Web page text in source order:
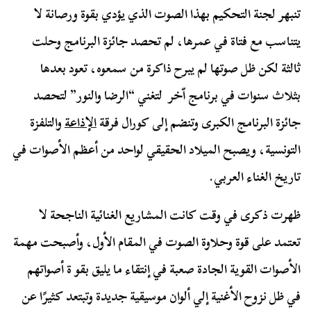
تنبهر لجنة التحكيم بهذا الصوت الذي يؤدي بقوة ورصانة لا
يتناسب مع فتاة في عمرها، لم تحصد جائزة البرنامج وحلت
ثالثة لكن ظل صوتها لم يبرح ذاكرة من سمعوه، تعود بعدها
بثلاث سنوات في برنامج اّخر لتغني “الرضا والنور” لتحصد
جائزة البرنامج الكبرى وتنضم إلى كورال فرقةالإذاعةوالتلفزة
التونسية، ويصبح الميلاد الحقيقي لواحد من أعظم الأصوات في
تاريخ الغناء العربي.
ظهرت ذكرى في وقت كانت المشاريع الغنائية الناجحة لا
تعتمد على قوة وحلاوة الصوت في المقام الأول، وأصبحت مهمة
الأصوات القوية الجادة صعبة في إنتقاء ما يليق بقو ة أصواتهم
في ظل نزوح الأغنية إلي ألوان موسيقية جديدة وتبتعد كثيرًا عن